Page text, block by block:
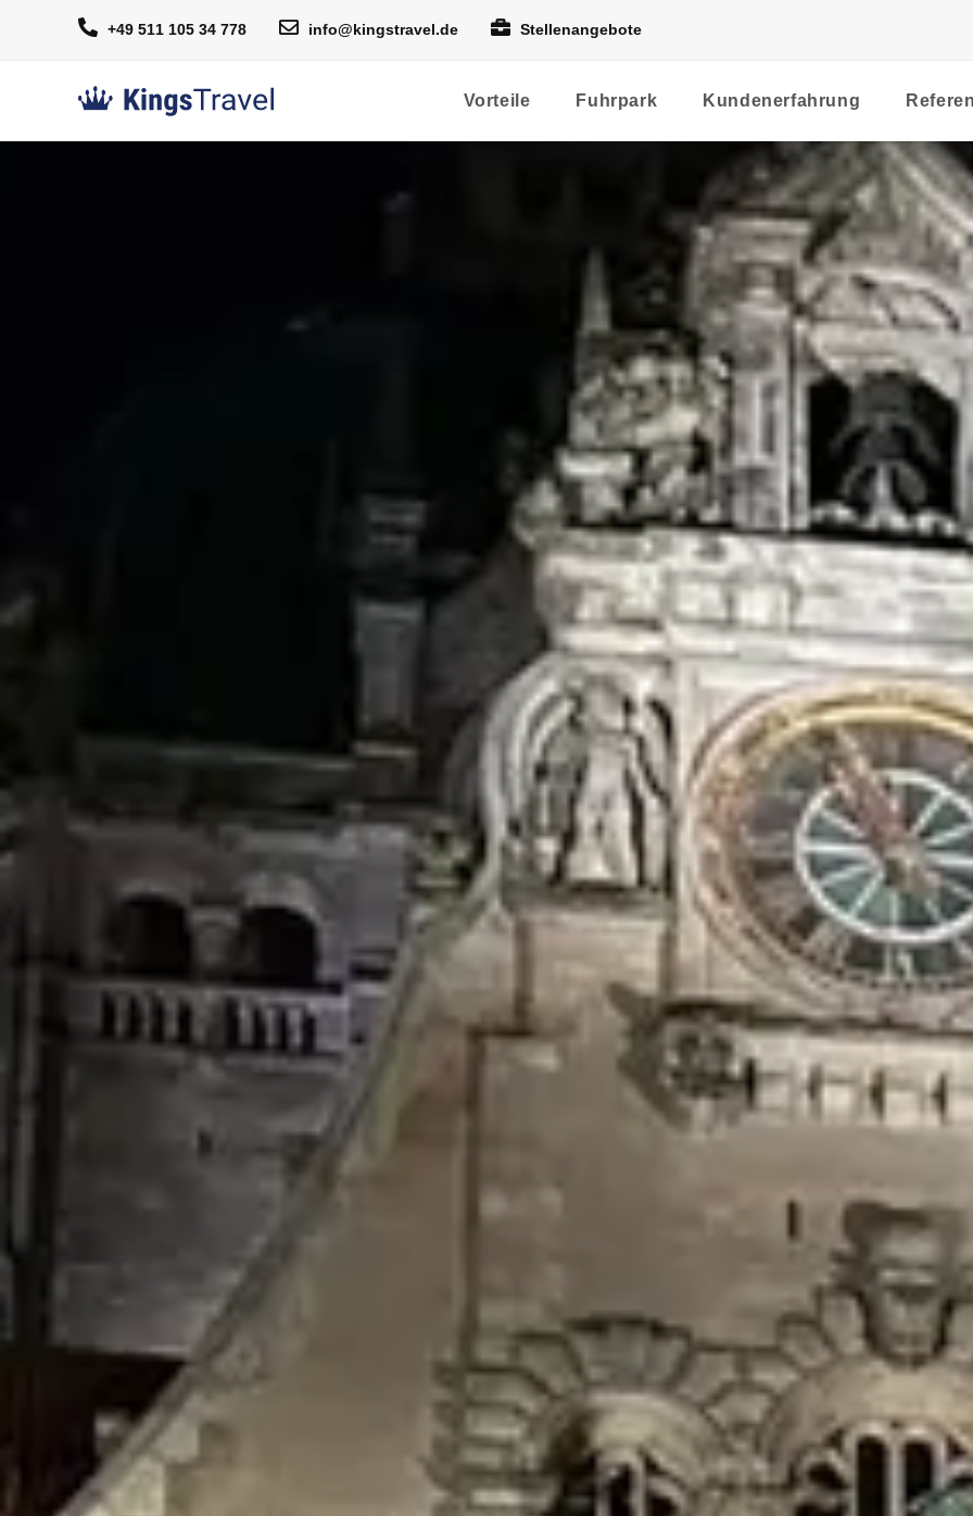
+49 511 105 34 778 info@kingstravel.de Stellenangebote
Vorteile Fuhrpark Kundenerfahrung